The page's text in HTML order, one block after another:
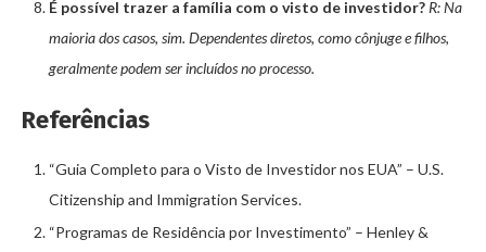
É possível trazer a família com o visto de investidor?R: Na
maioria dos casos, sim. Dependentes diretos, como cônjuge e filhos,
geralmente podem ser incluídos no processo.
Referências
“Guia Completo para o Visto de Investidor nos EUA” – U.S.
Citizenship and Immigration Services.
“Programas de Residência por Investimento” – Henley &